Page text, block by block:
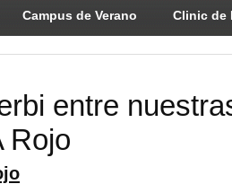
Campus de Verano Clinic de
entre
Rojo